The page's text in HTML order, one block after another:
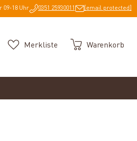
09-18 Uhr 0351 25930011 [email protected]
Merkliste Warenkorb